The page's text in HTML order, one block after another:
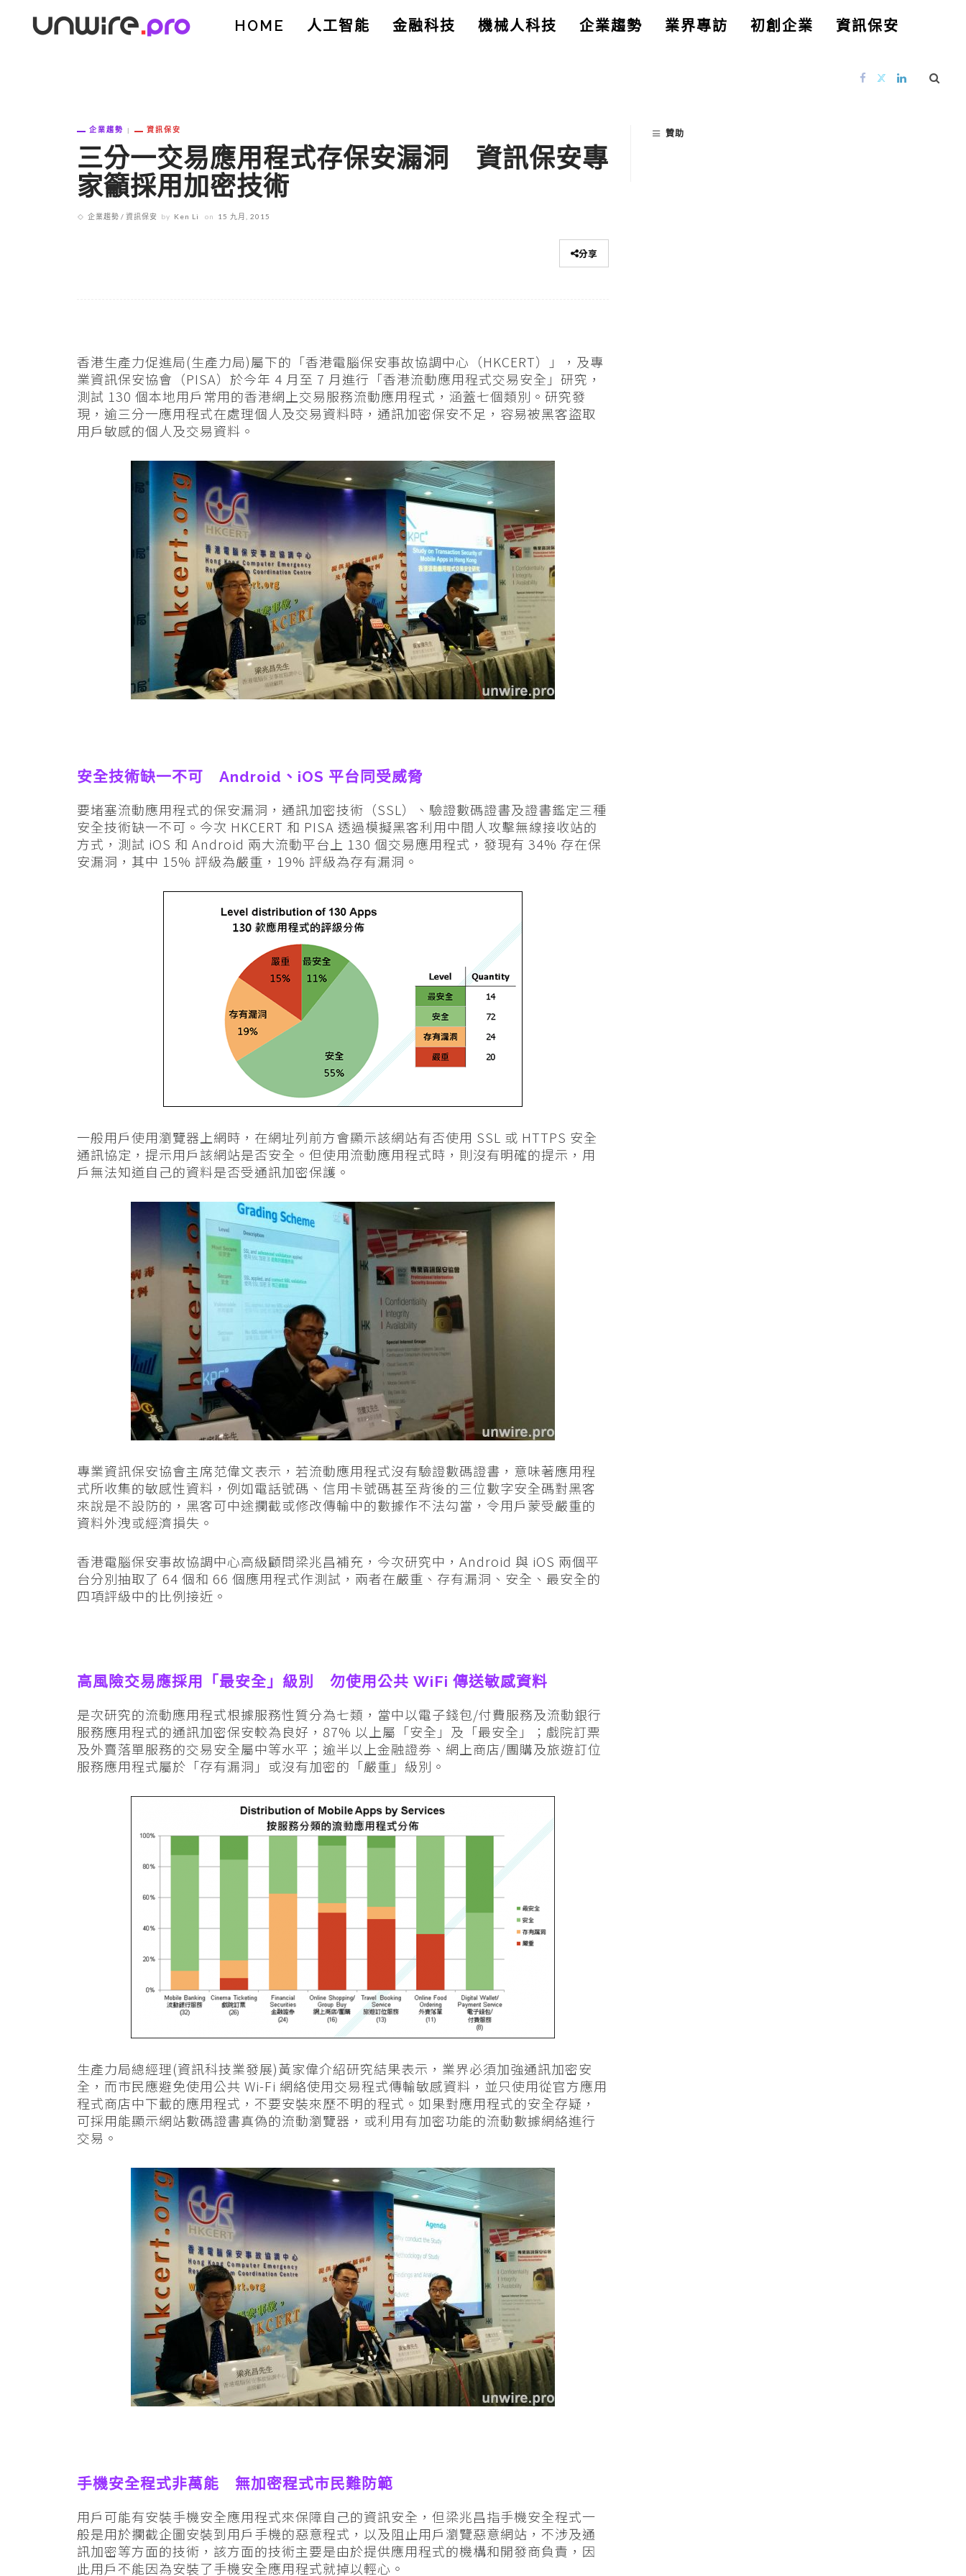
HOME 人工智能 金融科技 機械人科技 企業趨勢 業界專訪 初創企業 資訊保安
企業趨勢 資訊保安
三分一交易應用程式存保安漏洞 資訊保安專
家籲採用加密技術
企業趨勢 資訊保安 by Ken Li on 15 九月, 2015
分享
香港生產力促進局(生產力局)屬下的「香港電腦保安事故協調中心（HKCERT）」，及專
業資訊保安協會（PISA）於今年 4 月至 7 月進行「香港流動應用程式交易安全」研究，
測試 130 個本地用戶常用的香港網上交易服務流動應用程式，涵蓋七個類別。研究發
現，逾三分一應用程式在處理個人及交易資料時，通訊加密保安不足，容易被黑客盜取
用戶敏感的個人及交易資料。
安全技術缺一不可 Android、iOS 平台同受威脅
要堵塞流動應用程式的保安漏洞，通訊加密技術（SSL）、驗證數碼證書及證書鑑定三種
安全技術缺一不可。今次 HKCERT 和 PISA 透過模擬黑客利用中間人攻擊無線接收站的
方式，測試 iOS 和 Android 兩大流動平台上 130 個交易應用程式，發現有 34% 存在保
安漏洞，其中 15% 評級為嚴重，19% 評級為存有漏洞。
一般用戶使用瀏覽器上網時，在網址列前方會顯示該網站有否使用 SSL 或 HTTPS 安全
通訊協定，提示用戶該網站是否安全。但使用流動應用程式時，則沒有明確的提示，用
戶無法知道自己的資料是否受通訊加密保護。
專業資訊保安協會主席范偉文表示，若流動應用程式沒有驗證數碼證書，意味著應用程
式所收集的敏感性資料，例如電話號碼、信用卡號碼甚至背後的三位數字安全碼對黑客
來說是不設防的，黑客可中途攔截或修改傳輸中的數據作不法勾當，令用戶蒙受嚴重的
資料外洩或經濟損失。
香港電腦保安事故協調中心高級顧問梁兆昌補充，今次研究中，Android 與 iOS 兩個平
台分別抽取了 64 個和 66 個應用程式作測試，兩者在嚴重、存有漏洞、安全、最安全的
四項評級中的比例接近。
高風險交易應採用「最安全」級別 勿使用公共 WiFi 傳送敏感資料
是次研究的流動應用程式根據服務性質分為七類，當中以電子錢包/付費服務及流動銀行
服務應用程式的通訊加密保安較為良好，87% 以上屬「安全」及「最安全」；戲院訂票
及外賣落單服務的交易安全屬中等水平；逾半以上金融證劵、網上商店/團購及旅遊訂位
服務應用程式屬於「存有漏洞」或沒有加密的「嚴重」級別。
生產力局總經理(資訊科技業發展)黃家偉介紹研究結果表示，業界必須加強通訊加密安
全，而市民應避免使用公共 Wi-Fi 網絡使用交易程式傳輸敏感資料，並只使用從官方應用
程式商店中下載的應用程式，不要安裝來歷不明的程式。如果對應用程式的安全存疑，
可採用能顯示網站數碼證書真偽的流動瀏覽器，或利用有加密功能的流動數據網絡進行
交易。
手機安全程式非萬能 無加密程式市民難防範
用戶可能有安裝手機安全應用程式來保障自己的資訊安全，但梁兆昌指手機安全程式一
般是用於攔截企圖安裝到用戶手機的惡意程式，以及阻止用戶瀏覽惡意網站，不涉及通
訊加密等方面的技術，該方面的技術主要是由於提供應用程式的機構和開發商負責，因
此用戶不能因為安裝了手機安全應用程式就掉以輕心。
贊助